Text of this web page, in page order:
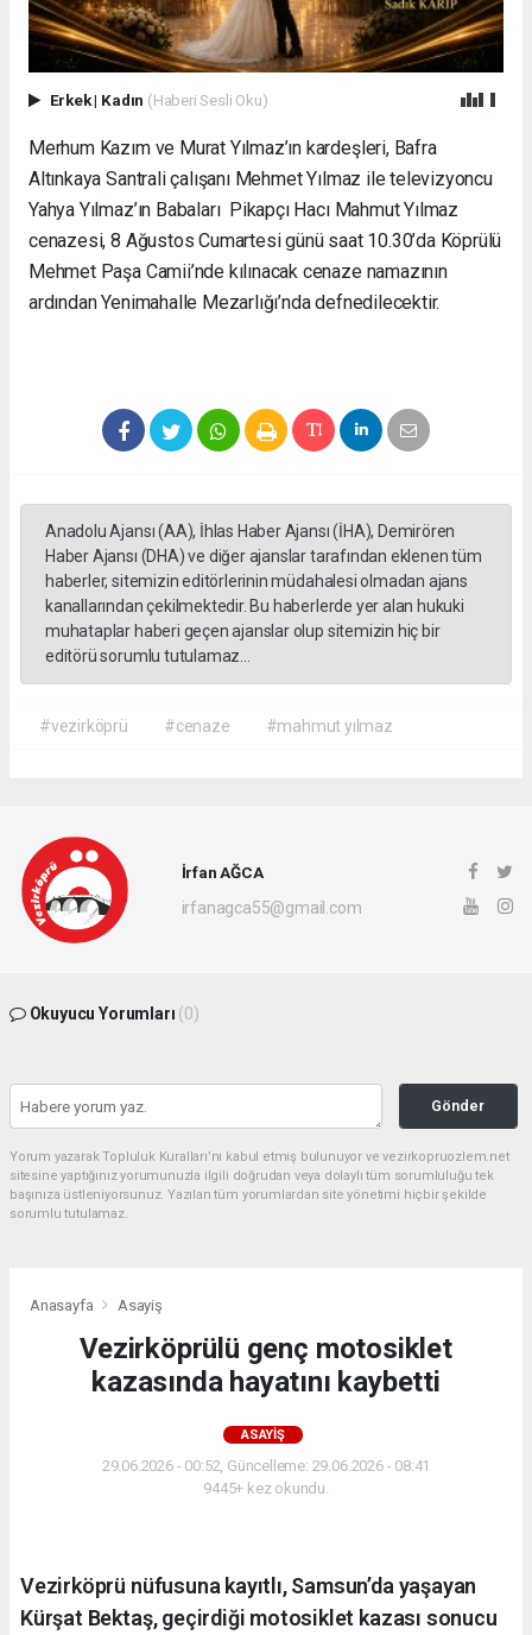
Erkek| Kadın (Haberi Sesli Oku)
Merhum Kazım ve Murat Yılmaz’ın kardeşleri, Bafra
Altınkaya Santrali çalışanı Mehmet Yılmaz ile televizyoncu
Yahya Yılmaz’ın Babaları Pikapçı Hacı Mahmut Yılmaz
cenazesi, 8 Ağustos Cumartesi günü saat 10.30’da Köprülü
Mehmet Paşa Camii’nde kılınacak cenaze namazının
ardından Yenimahalle Mezarlığı’nda defnedilecektir.
Anadolu Ajansı (AA), İhlas Haber Ajansı (İHA), Demirören
Haber Ajansı (DHA) ve diğer ajanslar tarafından eklenen tüm
haberler, sitemizin editörlerinin müdahalesi olmadan ajans
kanallarından çekilmektedir. Bu haberlerde yer alan hukuki
muhataplar haberi geçen ajanslar olup sitemizin hiç bir
editörü sorumlu tutulamaz...
#vezirköprü #cenaze #mahmut yılmaz
İrfan AĞCA
irfanagca55@gmail.com
Okuyucu Yorumları (0)
Gönder
Yorum yazarak Topluluk Kuralları’nı kabul etmiş bulunuyor ve vezirkopruozlem.net
sitesine yaptığınız yorumunuzla ilgili doğrudan veya dolaylı tüm sorumluluğu tek
başınıza üstleniyorsunuz. Yazılan tüm yorumlardan site yönetimi hiçbir şekilde
sorumlu tutulamaz.
Anasayfa Asayiş
Vezirköprülü genç motosiklet
kazasında hayatını kaybetti
ASAYIŞ
29.06.2026 - 00:52, Güncelleme: 29.06.2026 - 08:41
9445+ kez okundu.
Vezirköprü nüfusuna kayıtlı, Samsun’da yaşayan
Kürşat Bektaş, geçirdiği motosiklet kazası sonucu